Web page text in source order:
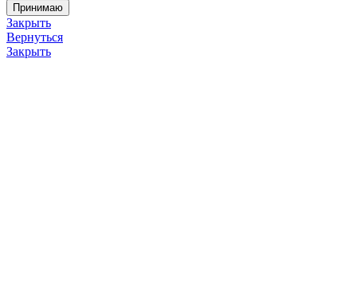
Принимаю
Закрыть
Вернуться
Закрыть